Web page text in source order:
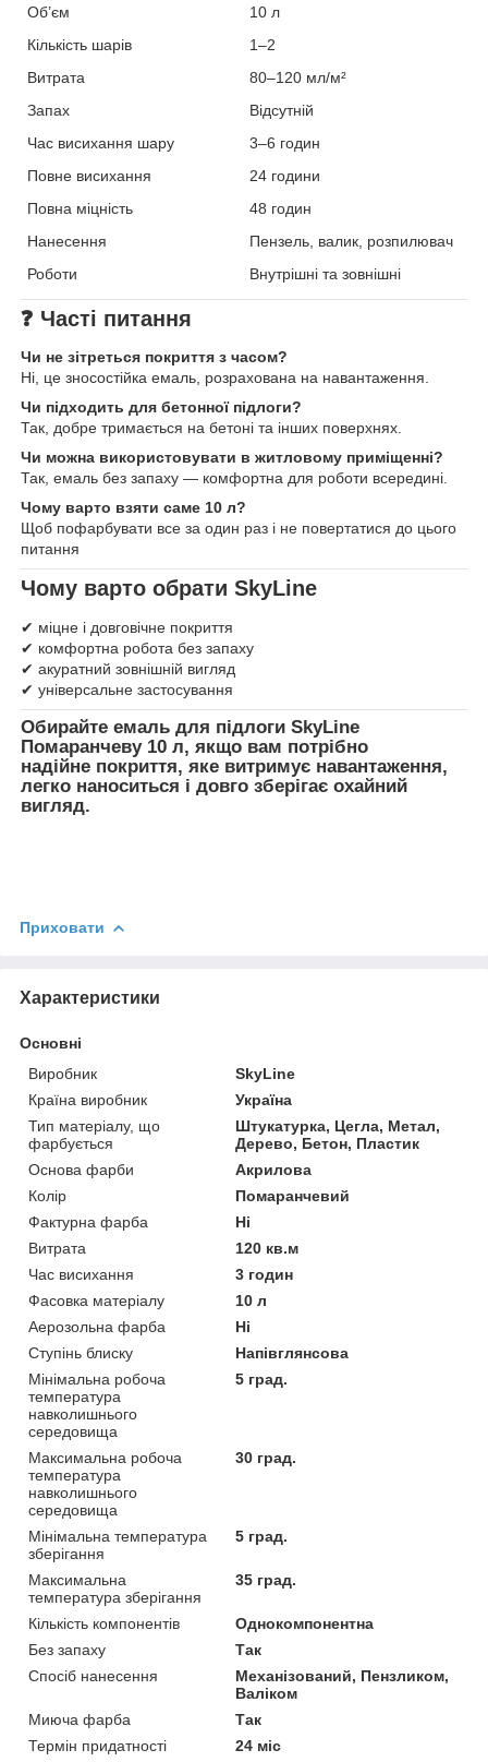
Об’єм
10 л
Кількість шарів
1–2
Витрата
80–120 мл/м²
Запах
Відсутній
Час висихання шару
3–6 годин
Повне висихання
24 години
Повна міцність
48 годин
Нанесення
Пензель, валик, розпилювач
Роботи
Внутрішні та зовнішні
❓ Часті питання
Чи не зітреться покриття з часом?
Ні, це зносостійка емаль, розрахована на навантаження.
Чи підходить для бетонної підлоги?
Так, добре тримається на бетоні та інших поверхнях.
Чи можна використовувати в житловому приміщенні?
Так, емаль без запаху — комфортна для роботи всередині.
Чому варто взяти саме 10 л?
Щоб пофарбувати все за один раз і не повертатися до цього
питання
Чому варто обрати SkyLine
✔ міцне і довговічне покриття
✔ комфортна робота без запаху
✔ акуратний зовнішній вигляд
✔ універсальне застосування
Обирайте емаль для підлоги SkyLine
Помаранчеву 10 л, якщо вам потрібно
надійне покриття, яке витримує навантаження,
легко наноситься і довго зберігає охайний
вигляд.
Приховати
Характеристики
Основні
Виробник
SkyLine
Країна виробник
Україна
Тип матеріалу, що
фарбується
Штукатурка, Цегла, Метал,
Дерево, Бетон, Пластик
Основа фарби
Акрилова
Колір
Помаранчевий
Фактурна фарба
Ні
Витрата
120 кв.м
Час висихання
3 годин
Фасовка матеріалу
10 л
Аерозольна фарба
Ні
Ступінь блиску
Напівглянсова
Мінімальна робоча
температура
навколишнього
середовища
5 град.
Максимальна робоча
температура
навколишнього
середовища
30 град.
Мінімальна температура
зберігання
5 град.
Максимальна
температура зберігання
35 град.
Кількість компонентів
Однокомпонентна
Без запаху
Так
Спосіб нанесення
Механізований, Пензликом,
Валіком
Миюча фарба
Так
Термін придатності
24 міс